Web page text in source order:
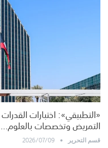
«التطبيقي»: اختبارات
التمريض وتخصصات بالعلوم…
قسم التحرير
2026/07/09